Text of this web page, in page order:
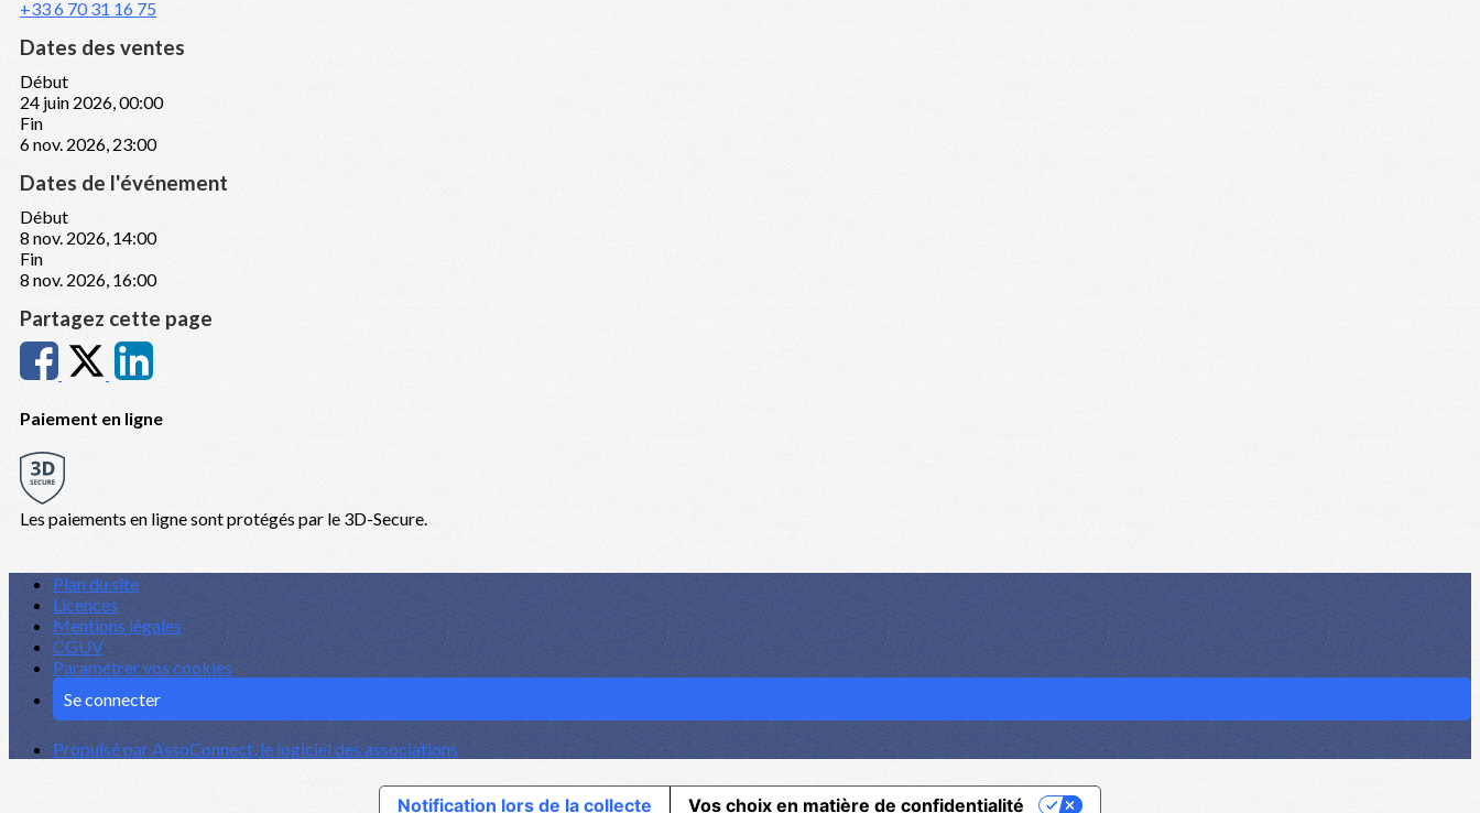
+33 6 70 31 16 75
Dates des ventes
Début
24 juin 2026, 00:00
Fin
6 nov. 2026, 23:00
Dates de l'événement
Début
8 nov. 2026, 14:00
Fin
8 nov. 2026, 16:00
Partagez cette page
Paiement en ligne
Les paiements en ligne sont protégés par le 3D-Secure.
Plan du site
Licences
Mentions légales
CGUV
Paramétrer vos cookies
Se connecter
Propulsé par AssoConnect, le logiciel des associations
Notification lors de la collecte Vos choix en matière de confidentialité